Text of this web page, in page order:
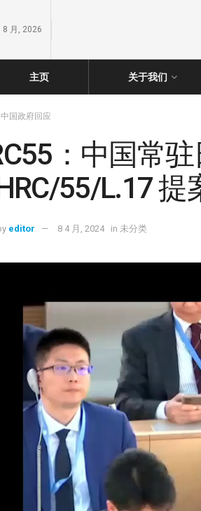
8 月, 2026
主页 关于我们
中国政府回应
：中国常
55/L.17
editor 8 4 月, 2024 in 未分类